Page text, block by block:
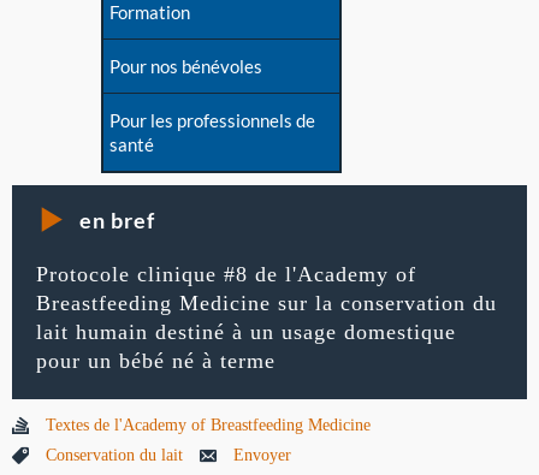
Formation
Pour nos bénévoles
Pour les professionnels de
santé
en bref
Protocole clinique #8 de l'Academy of
Breastfeeding Medicine sur la conservation du
lait humain destiné à un usage domestique
pour un bébé né à terme
Textes de l'Academy of Breastfeeding Medicine
Conservation du lait
Envoyer